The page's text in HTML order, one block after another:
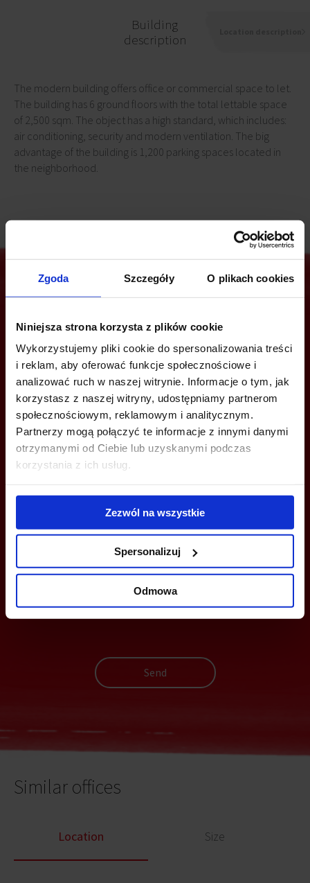
Zgoda Szczegóły O plikach cookies
Niniejsza strona korzysta z plików cookie
Wykorzystujemy pliki cookie do spersonalizowania treści
i reklam, aby oferować funkcje społecznościowe i
analizować ruch w naszej witrynie. Informacje o tym, jak
korzystasz z naszej witryny, udostępniamy partnerom
społecznościowym, reklamowym i analitycznym.
Partnerzy mogą połączyć te informacje z innymi danymi
otrzymanymi od Ciebie lub uzyskanymi podczas
korzystania z ich usług.
Zezwól na wszystkie
Spersonalizuj
Odmowa
Building
description
The modern building offers office or commercial space to let.
The building has 6 ground floors with the total lettable space
of 2,500 sqm. The object has a high standard, which includes:
air conditioning, security and modern ventilation. The big
advantage of the building is 1,200 parking spaces located in
the neighborhood.
Are you interested in this offer?
CALL US AND FIND OUT MORE
+48 12 294 94 33
katowice@officefinder.pl
YOU CAN LEAVE YOUR PHONE NUMBER AND WE WILL CONTACT
Send
Similar offices
Location Size